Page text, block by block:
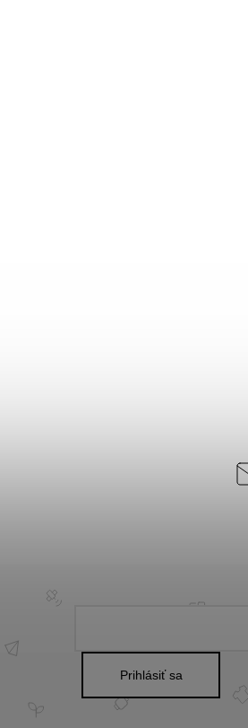
Prihlásiť sa